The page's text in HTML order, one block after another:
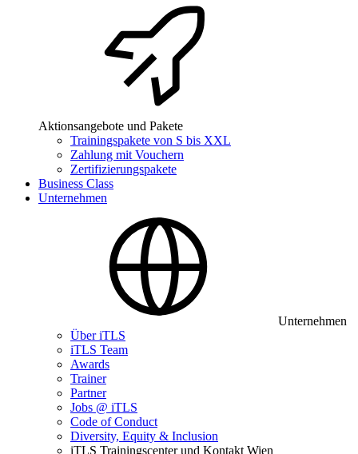
Aktionsangebote und Pakete
Trainingspakete von S bis XXL
Zahlung mit Vouchern
Zertifizierungspakete
Business Class
Unternehmen
Unternehmen
Über iTLS
iTLS Team
Awards
Trainer
Partner
Jobs @ iTLS
Code of Conduct
Diversity, Equity & Inclusion
iTLS Trainingscenter und Kontakt Wien